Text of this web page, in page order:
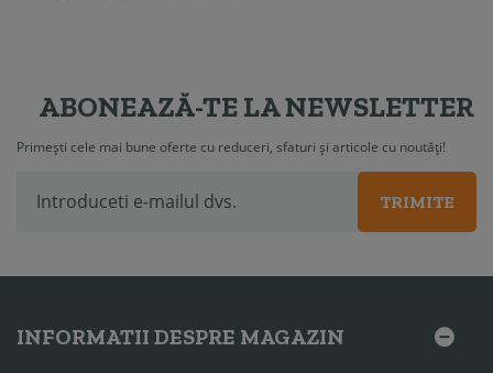
ABONEAZĂ-TE LA NEWSLETTER
Primești cele mai bune oferte cu reduceri, sfaturi și articole cu noutăți!
TRIMITE
INFORMATII DESPRE MAGAZIN